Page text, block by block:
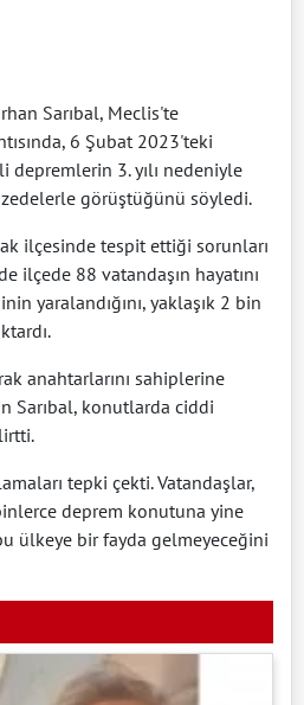
Sarıbal, Meclis'te
6 Şubat 2023'teki
depremlerin 3. yılı nedeniyle
görüştüğünü söyledi.
ilçesinde tespit ettiği sorunları
ilçede 88 vatandaşın hayatını
yaralandığını, yaklaşık 2 bin
anahtarlarını sahiplerine
Sarıbal, konutlarda ciddi
tepki çekti. Vatandaşlar,
deprem konutuna yine
ülkeye bir fayda gelmeyeceğini